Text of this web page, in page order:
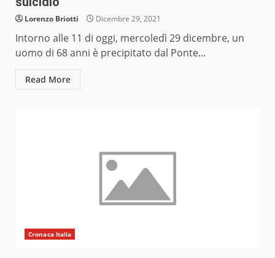
Lorenzo Briotti Dicembre 29, 2021
Intorno alle 11 di oggi, mercoledì 29 dicembre, un
uomo di 68 anni è precipitato dal Ponte...
Read More
Cronaca Italia